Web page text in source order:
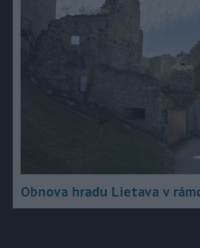
Obnova hradu Lietava v